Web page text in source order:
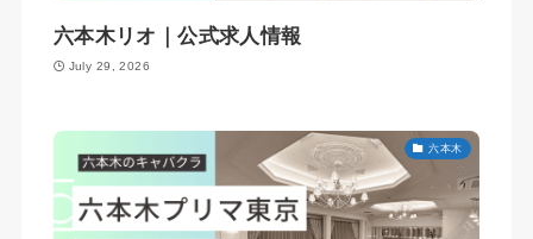
六本木リオ｜公式求人情報
July 29, 2026
六本木